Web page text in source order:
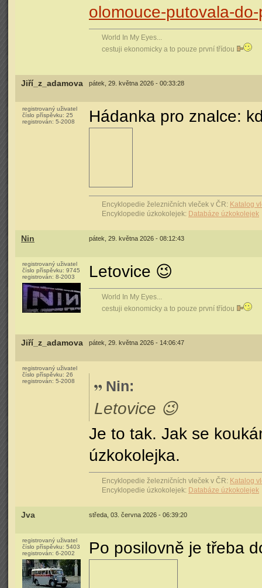
olomouce-putovala-
World In My Eyes...
cestuji ekonomicky a to pouze první třídou
Jiří_z_adamova pátek, 29. května 2026 - 00:33:28
registrovaný uživatel
číslo příspěvku: 25
registrován: 5-2008 Hádanka pro znalce:
Encyklopedie železničních vleček v ČR: Katalog
Encyklopedie úzkokolejek: Databáze úzkokolejek
Nin pátek, 29. května 2026 - 08:12:43
registrovaný uživatel
číslo příspěvku: 9745
registrován: 8-2003 Letovice 😉
World In My Eyes...
cestuji ekonomicky a to pouze první třídou
Jiří_z_adamova pátek, 29. května 2026 - 14:06:47
registrovaný uživatel
číslo příspěvku: 26
registrován: 5-2008 Nin:
Letovice 😉
Je to tak. Jak se
úzkokolejka.
Encyklopedie železničních vleček v ČR: Katalog
Encyklopedie úzkokolejek: Databáze úzkokolejek
Jva středa, 03. června 2026 - 06:39:20
registrovaný uživatel
číslo příspěvku: 5403
registrován: 6-2002 Po posilovně je třeba